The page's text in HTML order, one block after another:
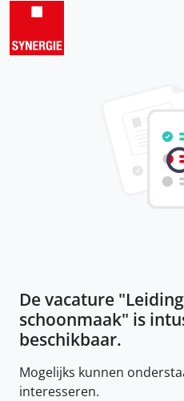
De vacature "
schoonmaak" is
beschikbaar.
Mogelijks kunnen
interesseren.